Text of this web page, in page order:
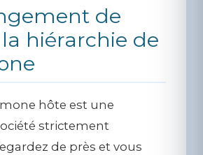
de
hiérarchie de
hôte est une
strictement
de près et vous